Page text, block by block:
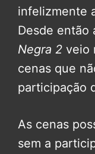
infelizmente
Desde então
Negra 2 veio
cenas que
participação
As cenas
sem a